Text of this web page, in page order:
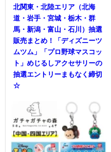
北関東・北陸エリア（北海
道・岩手・宮城・栃木・群
馬・新潟・富山・石川）抽選
販売まとめ！「ディズニーツ
ムツム」「プロ野球マスコッ
ト」めじるしアクセサリーの
抽選エントリーまもなく締切
☆